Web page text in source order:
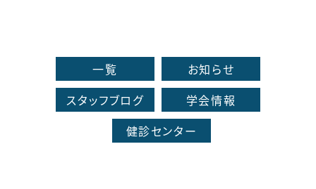
一覧
お知らせ
スタッフブログ
学会情報
健診センター